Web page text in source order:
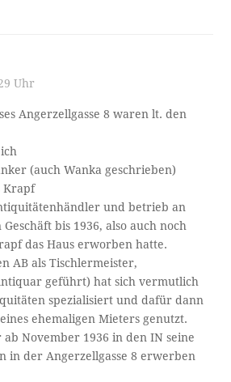
Uhr
Angerzellgasse 8 waren lt. den
(auch Wanka geschrieben)
Krapf
und betrieb an
bis 1936, also auch noch
das Haus erworben hatte.
AB als Tischlermeister,
geführt) hat sich vermutlich
spezialisiert und dafür dann
ehemaligen Mieters genutzt.
November 1936 in den IN seine
in der Angerzellgasse 8 erwerben